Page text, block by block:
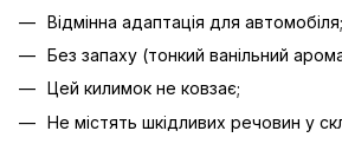
Відмінна адаптація для автомобіля;
Без запаху (тонкий ванільний
Цей килимок не ковзає;
Не містять шкідливих речовин у